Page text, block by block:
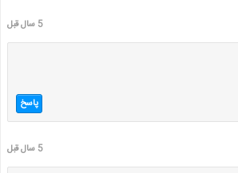
5 سال قبل
پاسخ
5 سال قبل